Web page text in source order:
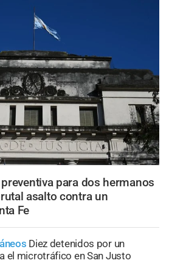
para dos hermanos
asalto contra un
Fe
Diez detenidos por un
el microtráfico en San Justo